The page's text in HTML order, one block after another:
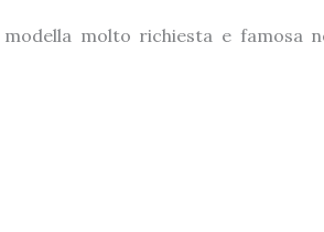
molto richiesta e famosa